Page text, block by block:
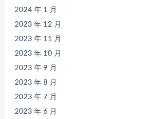
2024 年 1 月
2023 年 12 月
2023 年 11 月
2023 年 10 月
2023 年 9 月
2023 年 8 月
2023 年 7 月
2023 年 6 月